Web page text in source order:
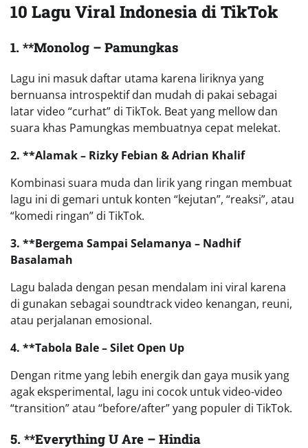
10 Lagu Viral Indonesia di TikTok
1. **Monolog – Pamungkas
Lagu ini masuk daftar utama karena liriknya yang
bernuansa introspektif dan mudah di pakai sebagai
latar video “curhat” di TikTok. Beat yang mellow dan
suara khas Pamungkas membuatnya cepat melekat.
2. **Alamak – Rizky Febian & Adrian Khalif
Kombinasi suara muda dan lirik yang ringan membuat
lagu ini di gemari untuk konten “kejutan”, “reaksi”, atau
“komedi ringan” di TikTok.
3. **Bergema Sampai Selamanya – Nadhif
Basalamah
Lagu balada dengan pesan mendalam ini viral karena
di gunakan sebagai soundtrack video kenangan, reuni,
atau perjalanan emosional.
4. **Tabola Bale – Silet Open Up
Dengan ritme yang lebih energik dan gaya musik yang
agak eksperimental, lagu ini cocok untuk video-video
“transition” atau “before/after” yang populer di TikTok.
5. **Everything U Are – Hindia